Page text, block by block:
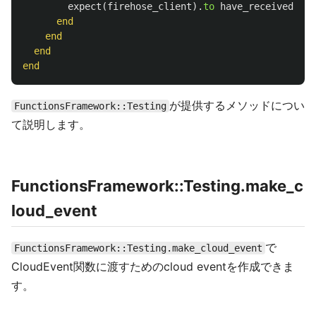
expect (firehose_client). to have_received
end
end
end
end
FunctionsFramework::Testing が提供するメソッドについ
て説明します。
FunctionsFramework::Testing.make_c
loud_event
FunctionsFramework::Testing.make_cloud_event で
CloudEvent関数に渡すためのcloud eventを作成できま
す。